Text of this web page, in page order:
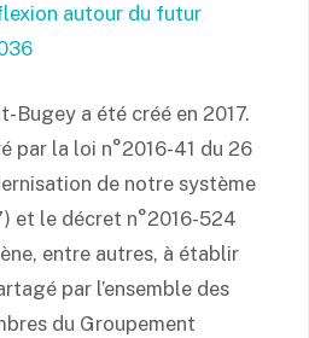
autour du futur
Bugey a été créé en 2017.
par la loi n°2016-41 du 26
de notre système
et le décret n°2016-524
entre autres, à établir
par l’ensemble des
du Groupement